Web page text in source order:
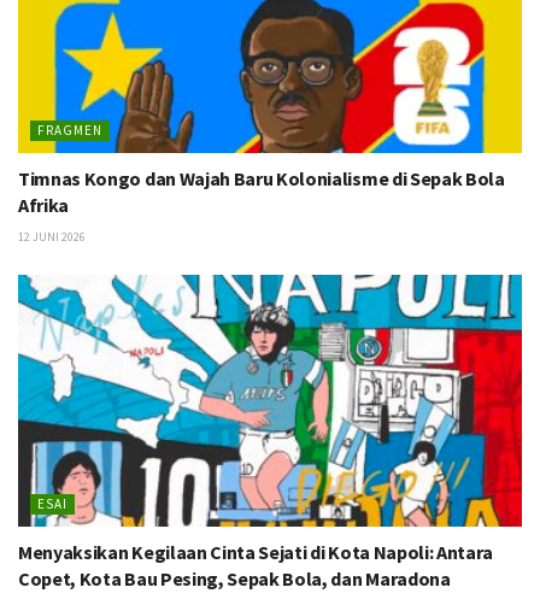
FRAGMEN
Timnas Kongo dan Wajah Baru Kolonialisme di Sepak Bola
Afrika
12 JUNI 2026
ESAI
Menyaksikan Kegilaan Cinta Sejati di Kota Napoli: Antara
Copet, Kota Bau Pesing, Sepak Bola, dan Maradona